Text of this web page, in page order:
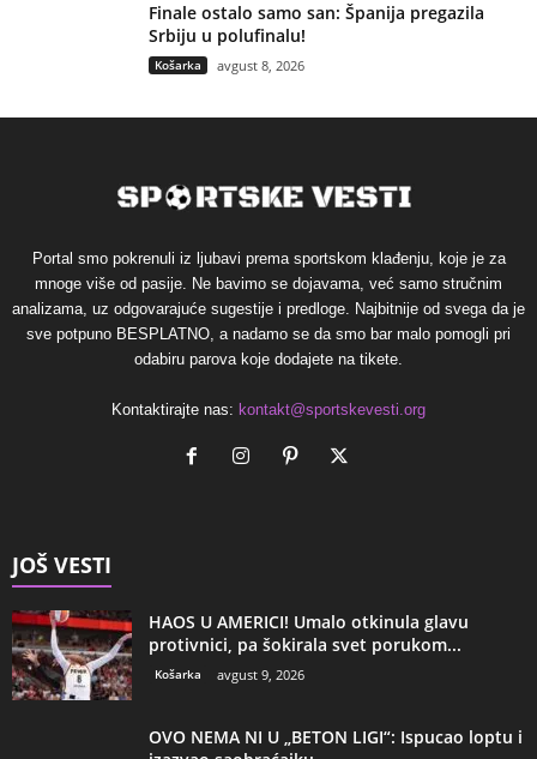
Finale ostalo samo san: Španija pregazila
Srbiju u polufinalu!
Košarka avgust 8, 2026
Portal smo pokrenuli iz ljubavi prema sportskom klađenju, koje je za
mnoge više od pasije. Ne bavimo se dojavama, već samo stručnim
analizama, uz odgovarajuće sugestije i predloge. Najbitnije od svega da je
sve potpuno BESPLATNO, a nadamo se da smo bar malo pomogli pri
odabiru parova koje dodajete na tikete.
Kontaktirajte nas: kontakt@sportskevesti.org
JOŠ VESTI
HAOS U AMERICI! Umalo otkinula glavu
protivnici, pa šokirala svet porukom...
Košarka avgust 9, 2026
OVO NEMA NI U „BETON LIGI“: Ispucao loptu i